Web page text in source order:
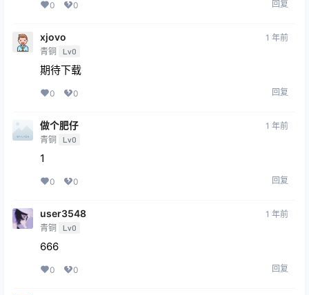
0 0 回复
xjovo
青铜 Lv0
1 年前
期待下载
0 0 回复
做个肥仔
青铜 Lv0
1 年前
1
0 0 回复
user3548
青铜 Lv0
1 年前
666
0 0 回复